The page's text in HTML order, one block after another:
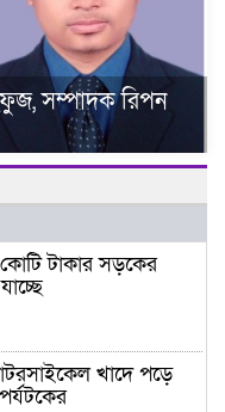
সম্পাদক রিপন
টাকার সড়কের
খাদে পড়ে